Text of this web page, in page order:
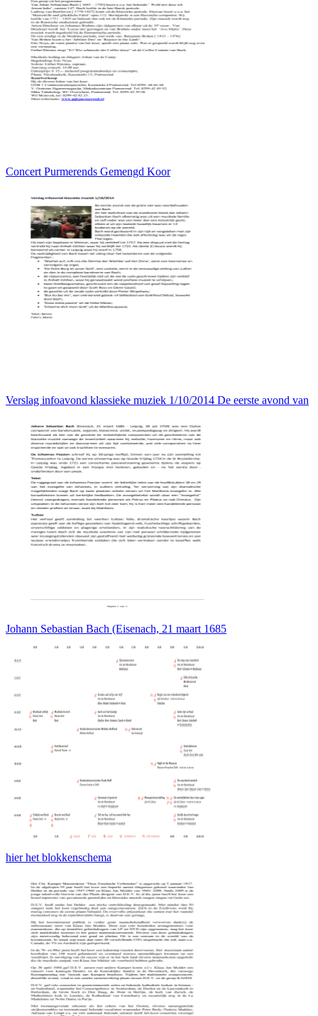
Concert Purmerends Gemengd Koor
Verslag infoavond klassieke muziek 1/10/2014 De eerste avond van
Johann Sebastian Bach (Eisenach, 21 maart 1685
hier het blokkenschema